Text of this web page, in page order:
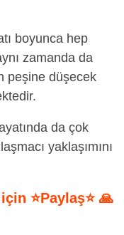
boyunca hep
zamanda da
peşine düşecek
da çok
yaklaşımını
⭐Paylaş⭐ 🙏